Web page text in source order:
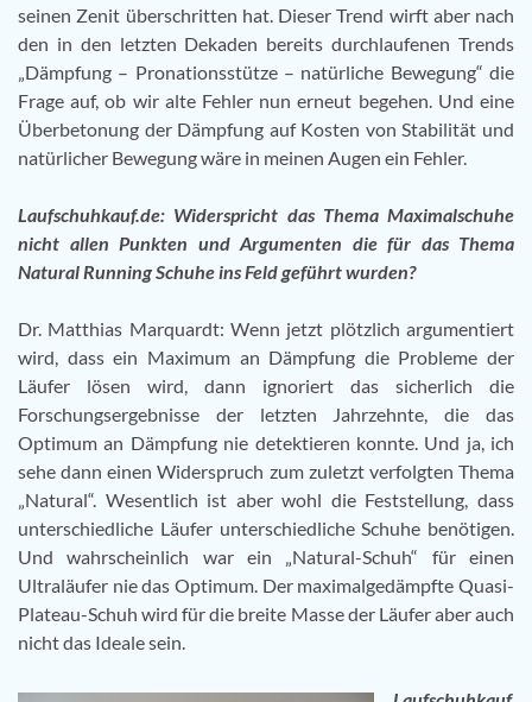
seinen Zenit überschritten hat. Dieser Trend wirft aber nach
den in den letzten Dekaden bereits durchlaufenen Trends
„Dämpfung – Pronationsstütze – natürliche Bewegung“ die
Frage auf, ob wir alte Fehler nun erneut begehen. Und eine
Überbetonung der Dämpfung auf Kosten von Stabilität und
natürlicher Bewegung wäre in meinen Augen ein Fehler.
Laufschuhkauf.de: Widerspricht das Thema Maximalschuhe
nicht allen Punkten und Argumenten die für das Thema
Natural Running Schuhe ins Feld geführt wurden?
Dr. Matthias Marquardt: Wenn jetzt plötzlich argumentiert
wird, dass ein Maximum an Dämpfung die Probleme der
Läufer lösen wird, dann ignoriert das sicherlich die
Forschungsergebnisse der letzten Jahrzehnte, die das
Optimum an Dämpfung nie detektieren konnte. Und ja, ich
sehe dann einen Widerspruch zum zuletzt verfolgten Thema
„Natural“. Wesentlich ist aber wohl die Feststellung, dass
unterschiedliche Läufer unterschiedliche Schuhe benötigen.
Und wahrscheinlich war ein „Natural-Schuh“ für einen
Ultraläufer nie das Optimum. Der maximalgedämpfte Quasi-
Plateau-Schuh wird für die breite Masse der Läufer aber auch
nicht das Ideale sein.